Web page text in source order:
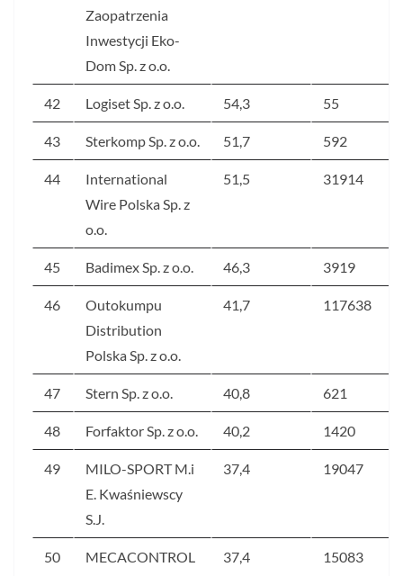
Zaopatrzenia
Inwestycji Eko-
Dom Sp. z o.o.
42 Logiset Sp. z o.o. 54,3 55
43 Sterkomp Sp. z o.o. 51,7 592
44
International
Wire Polska Sp. z
o.o.
51,5 31914
45 Badimex Sp. z o.o. 46,3 3919
46
Outokumpu
Distribution
Polska Sp. z o.o.
41,7 117638
47 Stern Sp. z o.o. 40,8 621
48 Forfaktor Sp. z o.o. 40,2 1420
49
MILO-SPORT M.i
E. Kwaśniewscy
S.J.
37,4 19047
50
MECACONTROL
37,4 15083